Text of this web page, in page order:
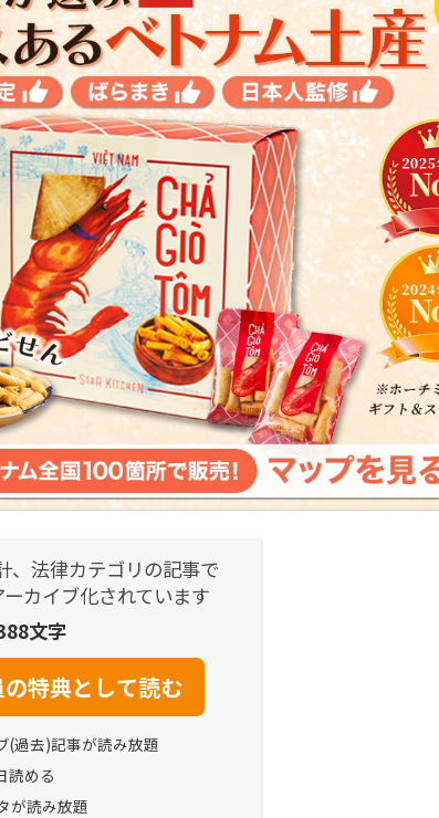
、法律カテゴリの記事で
カイブ化されています
文字
(過去)記事が読み放題
読める
が読み放題